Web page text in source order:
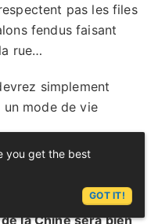
pas les files
fendus faisant
rue…
simplement
mode de vie
vous ne comprenez
!
la Chine sera bien
you get the best
GOT IT!
ASK LEX